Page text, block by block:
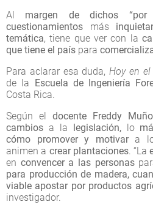
Al margen de dichos “por
cuestionamientos más
temática, tiene que ver con la
que tiene el país para
Para aclarar esa duda,Hoy en el
de la Escuela de Ingeniería
Costa Rica.
Según el docente Freddy
cambios a la legislación,lo
cómo
promover y motivara
animen a crear plantaciones. “La
en convencer a las personas
para producción de madera,
viable apostar por productos
investigador.